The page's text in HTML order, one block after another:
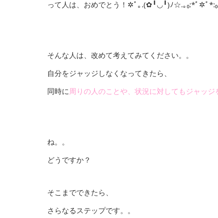
って人は、おめでとう！✲ﾟ｡.(✿╹◡╹)ﾉ☆.｡₀:*ﾟ✲ﾟ*:₀
そんな人は、改めて考えてみてください。。
自分をジャッジしなくなってきたら、
同時に周りの人のことや、 状況に対してもジャッジ
ね。。
どうですか？
そこまでできたら、
さらなるステップです。。